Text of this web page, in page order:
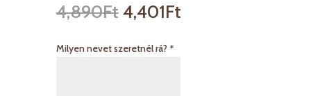
4,890Ft4,401Ft
Milyen nevet szeretnél rá? *